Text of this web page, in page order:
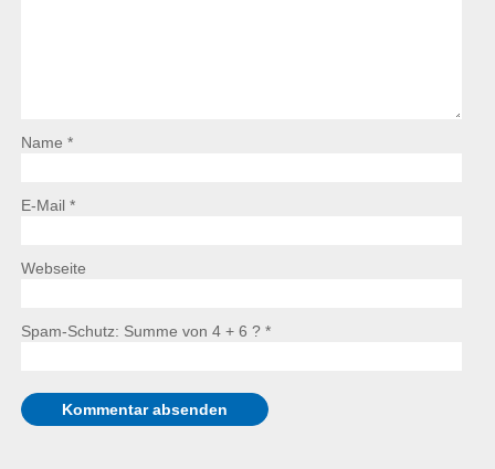
Name *
E-Mail *
Webseite
Spam-Schutz: Summe von 4 + 6 ? *